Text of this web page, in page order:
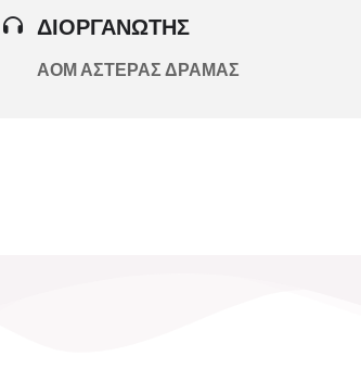
ΔΙΟΡΓΑΝΩΤΉΣ
ΑΟΜ ΑΣΤΕΡΑΣ ΔΡΑΜΑΣ